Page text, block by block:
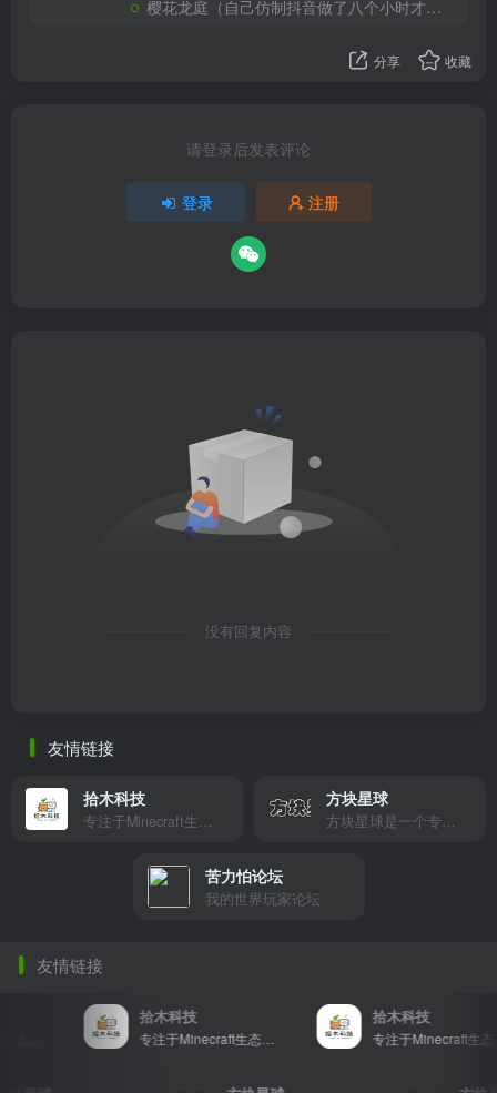
樱花龙庭（自己仿制抖音做了八个小时才完成）
分享 收藏
请登录后发表评论
登录 注册
没有回复内容
友情链接
拾木科技
专注于Minecraft生态建设
方块星球
方块星球是一个专注于我的世界的中文论坛，提供丰富的资源分享、玩家交流和创意展示，包括地图、皮肤、数据包等内容，打造Minecraft玩家的专属社区乐园！
苦力怕论坛
我的世界玩家论坛
友情链接
拾木科技
专注于Minecraft生态建设
拾木科技
专注于Minecraft生态建设